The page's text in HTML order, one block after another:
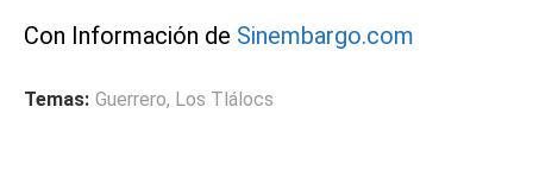
Con Información de Sinembargo.com
Temas: Guerrero, Los Tlálocs